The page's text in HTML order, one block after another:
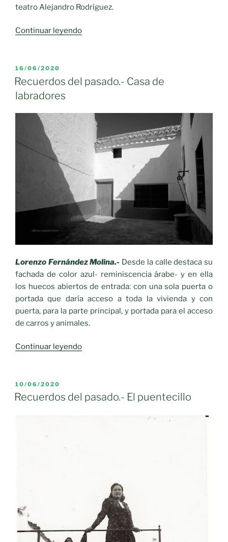
teatro Alejandro Rodríguez.
Continuar leyendo«Personajes
Carmen
PUBLICADO
EL
16/06/2020
Recuerdos del pasado.- Casa de
labradores
Lorenzo Fernández Molina.- Desde la calle destaca su
fachada de color azul- reminiscencia árabe- y en ella
los huecos abiertos de entrada: con una sola puerta o
portada que daría acceso a toda la vivienda y con
puerta, para la parte principal, y portada para el acceso
de carros y animales.
Continuar leyendo«Recuerdos
de
PUBLICADO
EL
10/06/2020
Recuerdos del pasado.- El puentecillo